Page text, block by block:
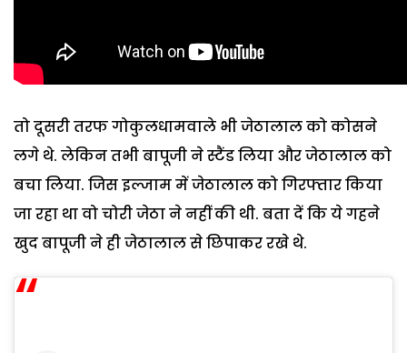
तो दूसरी तरफ गोकुलधामवाले भी जेठालाल को कोसने
लगे थे. लेकिन तभी बापूजी ने स्टैंड लिया और जेठालाल को
बचा लिया. जिस इल्जाम में जेठालाल को गिरफ्तार किया
जा रहा था वो चोरी जेठा ने नहीं की थी. बता दें कि ये गहने
खुद बापूजी ने ही जेठालाल से छिपाकर रखे थे.